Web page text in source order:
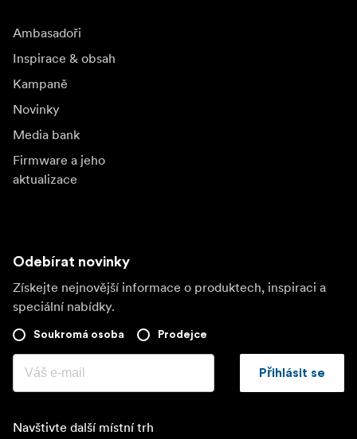
Ambasadoři
Inspirace & obsah
Kampaně
Novinky
Media bank
Firmware a jeho
aktualizace
Odebírat novinky
Získejte nejnovější informace o produktech, inspiraci a
speciální nabídky.
Soukromá osoba Prodejce
Přihlásit se
Navštivte další místní trh